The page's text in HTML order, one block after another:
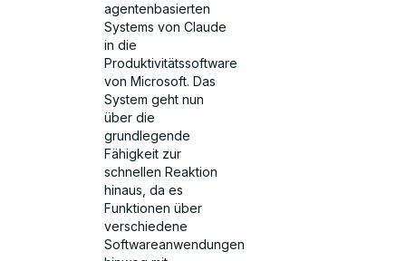
agentenbasierten
Systems von Claude
in die
Produktivitätssoftware
von Microsoft. Das
System geht nun
über die
grundlegende
Fähigkeit zur
schnellen Reaktion
hinaus, da es
Funktionen über
verschiedene
Softwareanwendungen